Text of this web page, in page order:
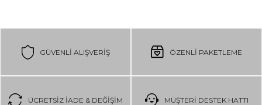
GÜVENLI ALIŞVERIŞ ÖZENLİ PAKETLEME
ÜCRETSIZ IADE & DEĞIŞIM MÜŞTERİ DESTEK HATTI